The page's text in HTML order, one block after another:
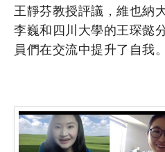
王靜芬教授評議，維也納
李巍和四川大學的王琛懿
員們在交流中提升了自我。